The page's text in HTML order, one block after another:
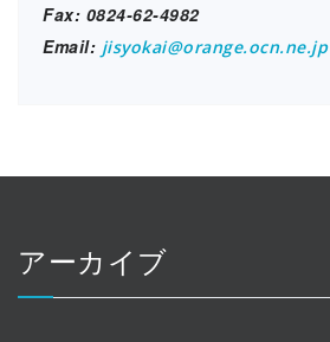
Fax: 0824-62-4982
Email: jisyokai@orange.ocn.ne.jp
アーカイブ